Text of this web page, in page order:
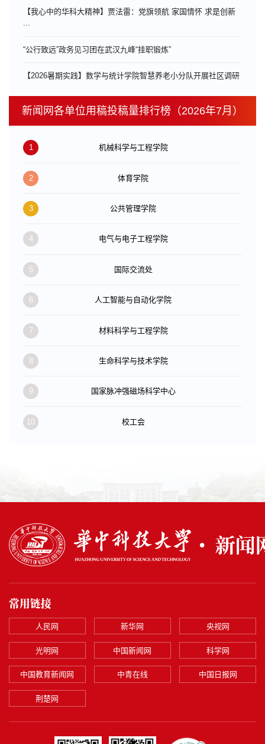
【我心中的华科大精神】贾法雷：党旗领航 家国情怀 求是创新
...
“公行致远”政务见习团在武汉九峰“挂职锻炼”
【2026暑期实践】数学与统计学院智慧养老小分队开展社区调研
新闻网各单位用稿投稿量排行榜（2026年7月）
1 机械科学与工程学院
2 体育学院
3 公共管理学院
4 电气与电子工程学院
5 国际交流处
6 人工智能与自动化学院
7 材料科学与工程学院
8 生命科学与技术学院
9 国家脉冲强磁场科学中心
10 校工会
常用链接
人民网 新华网 央视网
光明网 中国新闻网 科学网
中国教育新闻网 中青在线 中国日报网
荆楚网